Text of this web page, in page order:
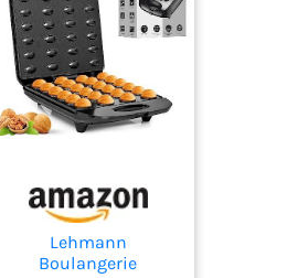
Lehmann
Boulangerie